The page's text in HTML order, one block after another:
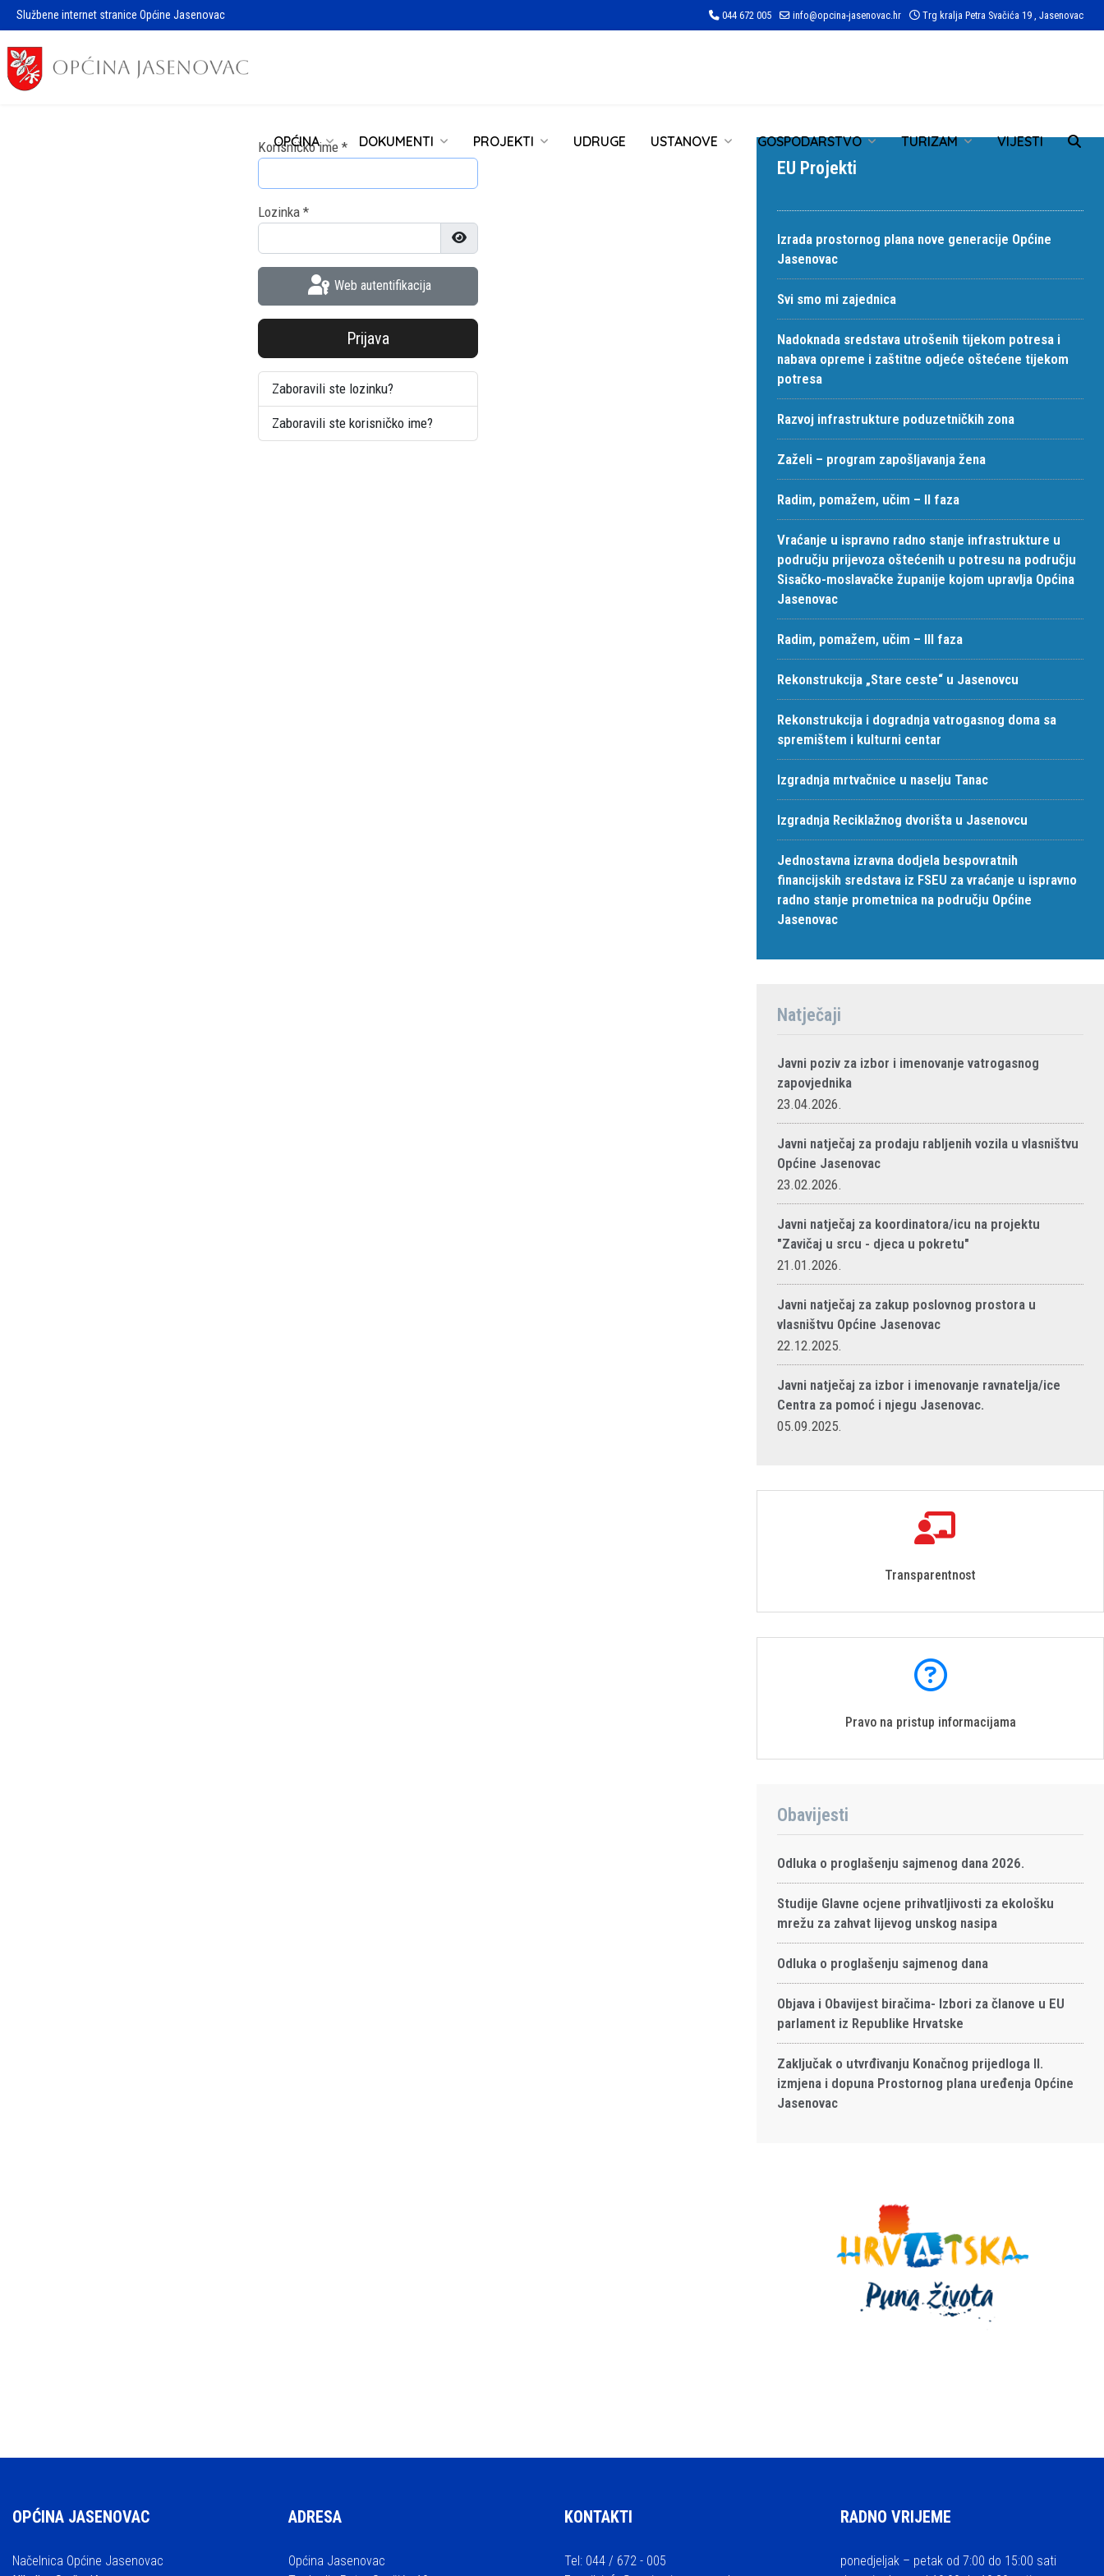
Službene internet stranice Općine Jasenovac 044 672 005 info@opcina-jasenovac.hr Trg kralja Petra Svačića 19 , Jasenovac
OPĆINA DOKUMENTI PROJEKTI UDRUGE USTANOVE GOSPODARSTVO TURIZAM VIJESTI
Korisničko ime*
Lozinka*
Prikaži lozinku
Web autentifikacija
Prijava
Zaboravili ste lozinku?
Zaboravili ste korisničko ime?
EU Projekti
Izrada prostornog plana nove generacije Općine
Jasenovac
Svi smo mi zajednica
Nadoknada sredstava utrošenih tijekom potresa i
nabava opreme i zaštitne odjeće oštećene tijekom
potresa
Razvoj infrastrukture poduzetničkih zona
Zaželi – program zapošljavanja žena
Radim, pomažem, učim – II faza
Vraćanje u ispravno radno stanje infrastrukture u
području prijevoza oštećenih u potresu na području
Sisačko-moslavačke županije kojom upravlja Općina
Jasenovac
Radim, pomažem, učim – III faza
Rekonstrukcija „Stare ceste“ u Jasenovcu
Rekonstrukcija i dogradnja vatrogasnog doma sa
spremištem i kulturni centar
Izgradnja mrtvačnice u naselju Tanac
Izgradnja Reciklažnog dvorišta u Jasenovcu
Jednostavna izravna dodjela bespovratnih
financijskih sredstava iz FSEU za vraćanje u ispravno
radno stanje prometnica na području Općine
Jasenovac
Natječaji
Javni poziv za izbor i imenovanje vatrogasnog
zapovjednika
23.04.2026.
Javni natječaj za prodaju rabljenih vozila u vlasništvu
Općine Jasenovac
23.02.2026.
Javni natječaj za koordinatora/icu na projektu
"Zavičaj u srcu - djeca u pokretu"
21.01.2026.
Javni natječaj za zakup poslovnog prostora u
vlasništvu Općine Jasenovac
22.12.2025.
Javni natječaj za izbor i imenovanje ravnatelja/ice
Centra za pomoć i njegu Jasenovac.
05.09.2025.
Transparentnost
Pravo na pristup informacijama
Obavijesti
Odluka o proglašenju sajmenog dana 2026.
Studije Glavne ocjene prihvatljivosti za ekološku
mrežu za zahvat lijevog unskog nasipa
Odluka o proglašenju sajmenog dana
Objava i Obavijest biračima- Izbori za članove u EU
parlament iz Republike Hrvatske
Zaključak o utvrđivanju Konačnog prijedloga II.
izmjena i dopuna Prostornog plana uređenja Općine
Jasenovac
OPĆINA JASENOVAC
Načelnica Općine Jasenovac
ADRESA
Općina Jasenovac
KONTAKTI
Tel: 044 / 672 - 005
RADNO VRIJEME
ponedjeljak – petak od 7:00 do 15:00 sati